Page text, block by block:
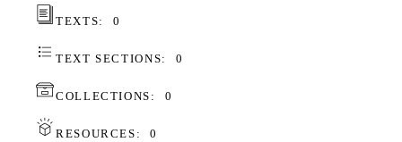
TEXTS: 0
TEXT SECTIONS: 0
COLLECTIONS: 0
RESOURCES: 0